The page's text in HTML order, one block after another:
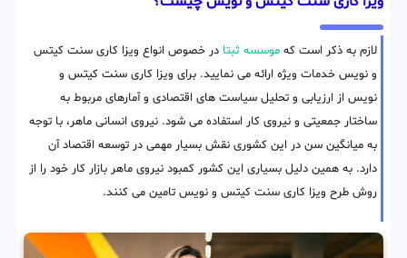
لازم به ذکر است که موسسه ثبتا در خصوص انواع ویزا کاری سنت کیتس
و نویس خدمات ویژه ارائه می نمایید. برای ویزا کاری سنت کیتس و
نویس از ارزیابی و تحلیل سیاست های اقتصادی و آمارهای مربوط به
ساختار جمعیتی و نیروی کار استفاده می شود. نیروی انسانی ماهر، با توجه
به میانگین سن در این کشوری نقش بسیار مهمی در توسعه اقتصاد آن
دارد. به همین دلیل بسیاری این کشور کمبود نیروی ماهر بازار کار خود را از
روش طرح ویزا کاری سنت کیتس و نویس تامین می کنند.